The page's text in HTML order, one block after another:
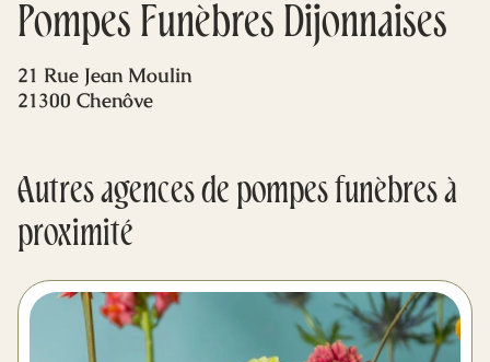
Pompes Funèbres Dijonnaises
21 Rue Jean Moulin
21300 Chenôve
Autres agences de pompes funèbres à
proximité